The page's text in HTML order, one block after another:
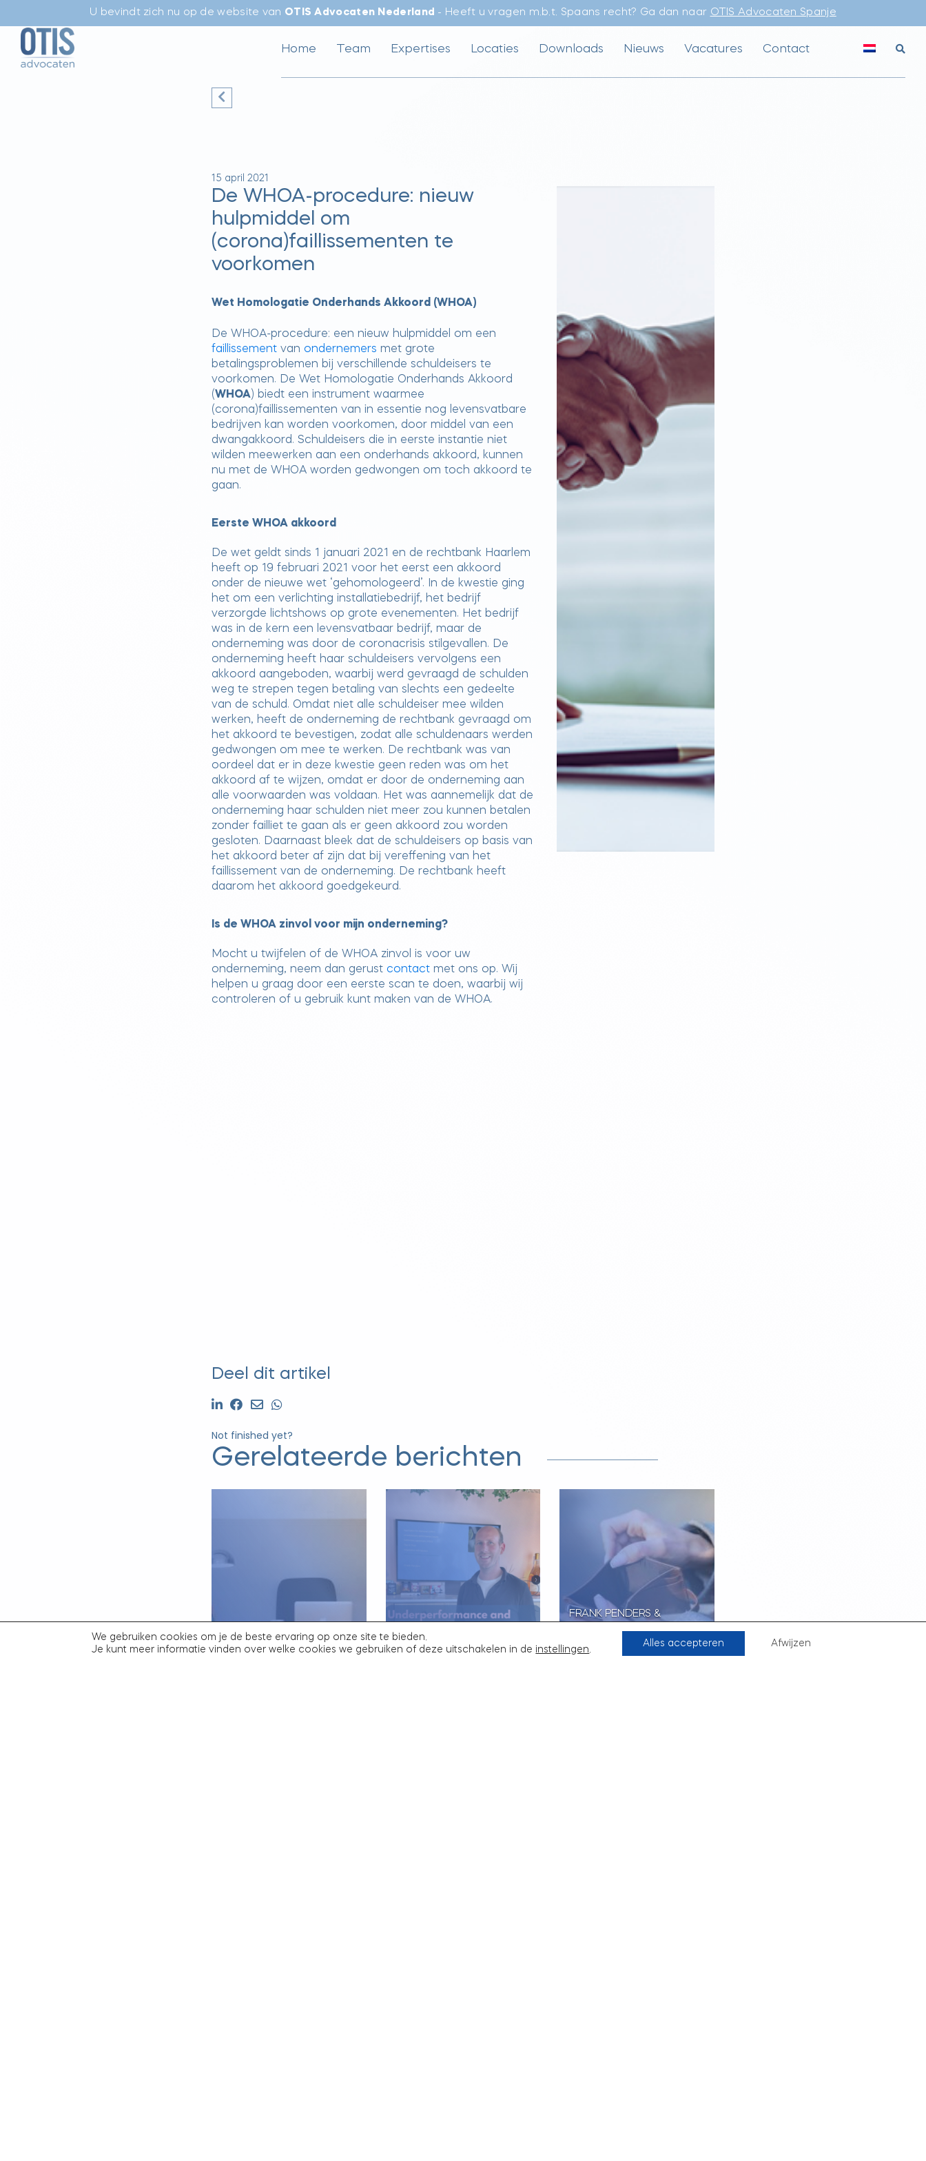
U bevindt zich nu op de website van OTIS Advocaten Nederland - Heeft u vragen m.b.t. Spaans recht? Ga dan naar OTIS Advocaten Spanje
Home Team Expertises Locaties Downloads Nieuws Vacatures Contact
15 april 2021
De WHOA-procedure: nieuw
hulpmiddel om
(corona)faillissementen te
voorkomen
Wet Homologatie Onderhands Akkoord (WHOA)
De WHOA-procedure: een nieuw hulpmiddel om een
faillissementvan ondernemers met grote
betalingsproblemen bij verschillende schuldeisers te
voorkomen. De Wet Homologatie Onderhands Akkoord
(WHOA) biedt een instrument waarmee
(corona)faillissementen van in essentie nog levensvatbare
bedrijven kan worden voorkomen, door middel van een
dwangakkoord. Schuldeisers die in eerste instantie niet
wilden meewerken aan een onderhands akkoord, kunnen
nu met de WHOA worden gedwongen om toch akkoord te
gaan.
Eerste WHOA akkoord
De wet geldt sinds 1 januari 2021 en de rechtbank Haarlem
heeft op 19 februari 2021 voor het eerst een akkoord
onder de nieuwe wet ‘gehomologeerd’. In de kwestie ging
het om een verlichting installatiebedrijf, het bedrijf
verzorgde lichtshows op grote evenementen. Het bedrijf
was in de kern een levensvatbaar bedrijf, maar de
onderneming was door de coronacrisis stilgevallen. De
onderneming heeft haar schuldeisers vervolgens een
akkoord aangeboden, waarbij werd gevraagd de schulden
weg te strepen tegen betaling van slechts een gedeelte
van de schuld. Omdat niet alle schuldeiser mee wilden
werken, heeft de onderneming de rechtbank gevraagd om
het akkoord te bevestigen, zodat alle schuldenaars werden
gedwongen om mee te werken. De rechtbank was van
oordeel dat er in deze kwestie geen reden was om het
akkoord af te wijzen, omdat er door de onderneming aan
alle voorwaarden was voldaan. Het was aannemelijk dat de
onderneming haar schulden niet meer zou kunnen betalen
zonder failliet te gaan als er geen akkoord zou worden
gesloten. Daarnaast bleek dat de schuldeisers op basis van
het akkoord beter af zijn dat bij vereffening van het
faillissement van de onderneming. De rechtbank heeft
daarom het akkoord goedgekeurd.
Is de WHOA zinvol voor mijn onderneming?
Mocht u twijfelen of de WHOA zinvol is voor uw
onderneming, neem dan gerust contactmet ons op. Wij
helpen u graag door een eerste scan te doen, waarbij wij
controleren of u gebruik kunt maken van de WHOA.
Deel dit artikel
Not finished yet?
Gerelateerde berichten
SCHIJNZELFSTANDIGHEID
IN DE 7PEOPLE PODCAST
MEET-UP MET FRANK
PENDERS
FRANK PENDERS &
BOOS (BNNVARA):
SALDODIPJE
We gebruiken cookies om je de beste ervaring op onze site te bieden.
Je kunt meer informatie vinden over welke cookies we gebruiken of deze uitschakelen in de instellingen.
Alles accepteren Afwijzen